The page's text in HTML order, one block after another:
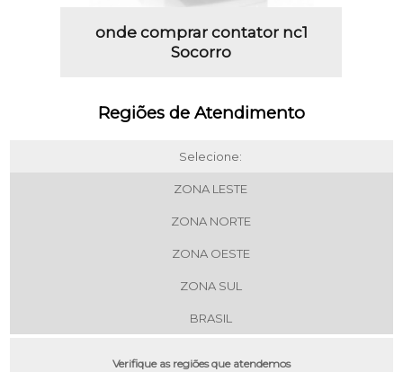
onde comprar contator nc1
Socorro
Regiões de Atendimento
Selecione:
ZONA LESTE
ZONA NORTE
ZONA OESTE
ZONA SUL
BRASIL
Verifique as regiões que atendemos